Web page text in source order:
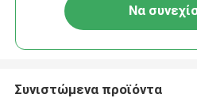
Να
Συνιστώμενα προϊόντα